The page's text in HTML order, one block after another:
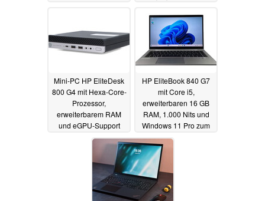
Mini-PC HP EliteDesk
800 G4 mit Hexa-Core-
Prozessor,
erweiterbarem RAM
und eGPU-Support
zum Refurbished-
09.07.2025
HP EliteBook 840 G7
mit Core i5,
erweiterbaren 16 GB
RAM, 1.000 Nits und
Windows 11 Pro zum
Refurbished-Sparpreis
09.07.2025